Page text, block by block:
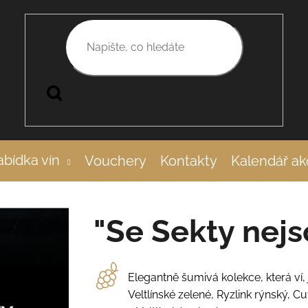
vín Vouchery Kontakty Kalendář
"Se Sekty
Elegantně šumivá kolekce, která
Veltlínské zelené, Ryzlink rýnský,